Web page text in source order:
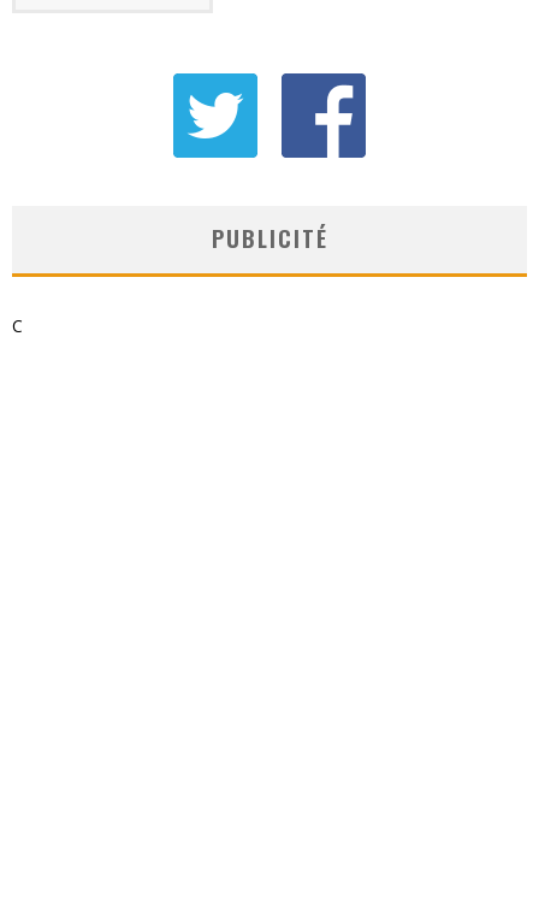
PUBLICITÉ
C